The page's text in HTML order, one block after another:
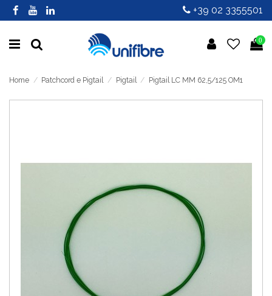
+39 02 3355501
0
Home Patchcord e Pigtail Pigtail Pigtail LC MM 62,5/125 OM1